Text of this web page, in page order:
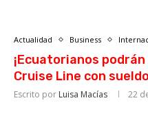
Actualidad Business
¡Ecuatorianos
Cruise Line con
Escrito por Luisa Macías 22